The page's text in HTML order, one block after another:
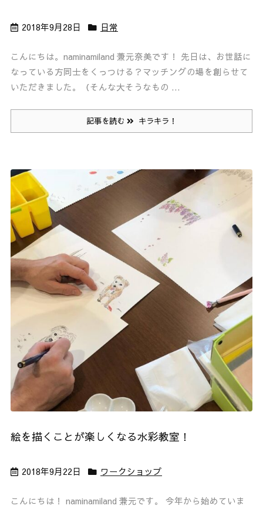
2018年9月28日 日常
こんにちは。naminamiland 兼元奈美です！ 先日は、お世話に
なっている方同士をくっつける？マッチングの場を創らせて
いただきました。（そんな大そうなもの ...
記事を読む キラキラ！
絵を描くことが楽しくなる水彩教室！
2018年9月22日 ワークショップ
こんにちは！ naminamiland 兼元です。 今年から始めていま